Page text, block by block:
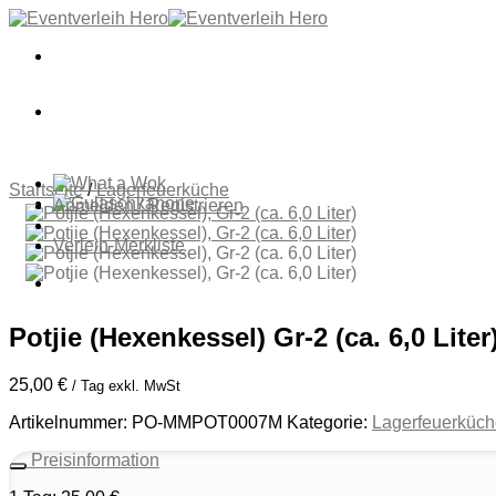
Zum
springen
Anmelden / Registrieren
Verleih-Merkliste
Startseite / Lagerfeuerküche
Potjie (Hexenkessel) Gr-2 (ca. 6,0
25,00 € / Tag exkl. MwSt
Artikelnummer: PO-MMPOT0007M Kategorie:
Preisinformation